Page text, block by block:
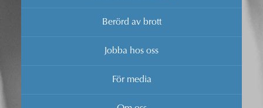
Berörd av brott
Jobba hos oss
För media